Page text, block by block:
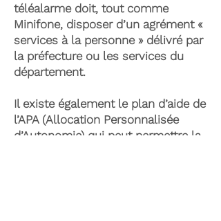
téléalarme doit, tout comme
Minifone, disposer d’un agrément «
services à la personne » délivré par
la préfecture ou les services du
département.
Il existe également le plan d’aide de
l’APA (Allocation Personnalisée
d’Autonomie) qui peut permettre la